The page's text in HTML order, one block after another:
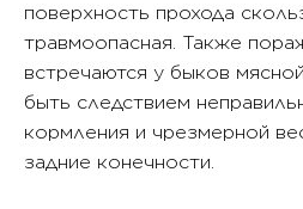
поверхность прохода
травмоопасная. Также
встречаются у быков
быть следствием
кормления и чрезмерной
задние конечности.